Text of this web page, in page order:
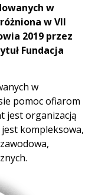
w
w VII
2019 przez
Fundacja
w
pomoc ofiarom
jest organizacją
kompleksowa,